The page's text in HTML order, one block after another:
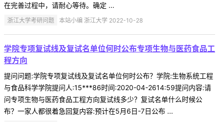
在完善过程中，请耐心等待。确定 ...
浙江大学考研问题 本站小编 浙江大学 2022-10-28
学院专项复试线及复试名单位何时公布专项生物与医药食品工
程方向
提问问题:学院专项复试线及复试名单位何时公布？学院:生物系统工程
与食品科学学院提问人:15***86时间:2020-04-2614:59提问内容:请
问专项生物与医药食品工程方向复试线多少？复试名单什么时候公
布？一家人都很着急回复内容:预计在5月6日-7日公布 ...